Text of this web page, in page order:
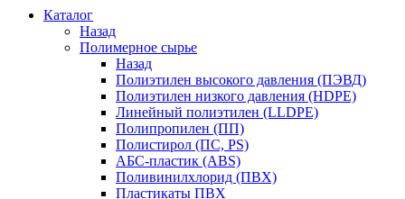
Каталог
Назад
Полимерное сырье
Назад
Полиэтилен высокого давления (ПЭВД)
Полиэтилен низкого давления (HDPE)
Линейный полиэтилен (LLDPE)
Полипропилен (ПП)
Полистирол (ПС, PS)
АБС-пластик (ABS)
Поливинилхлорид (ПВХ)
Пластикаты ПВХ